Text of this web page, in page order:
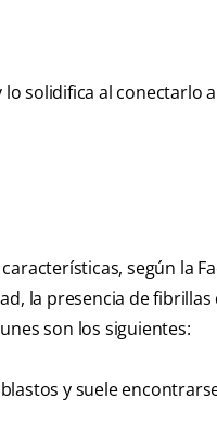
solidifica al conectarlo
según la
la presencia de
son los siguientes:
y suele